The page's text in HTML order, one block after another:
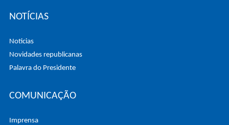
NOTÍCIAS
Noticias
Novidades republicanas
Palavra do Presidente
COMUNICAÇÃO
Imprensa